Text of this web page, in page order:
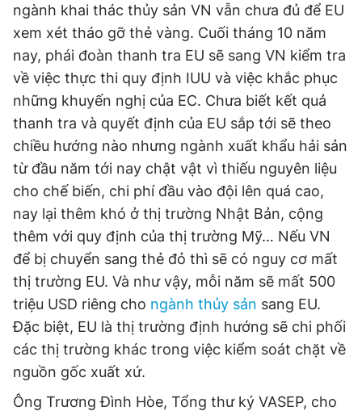
ngành khai thác thủy sản VN vẫn chưa đủ để EU
xem xét tháo gỡ thẻ vàng. Cuối tháng 10 năm
nay, phái đoàn thanh tra EU sẽ sang VN kiểm tra
về việc thực thi quy định IUU và việc khắc phục
những khuyến nghị của EC. Chưa biết kết quả
thanh tra và quyết định của EU sắp tới sẽ theo
chiều hướng nào nhưng ngành xuất khẩu hải sản
từ đầu năm tới nay chật vật vì thiếu nguyên liệu
cho chế biến, chi phí đầu vào đội lên quá cao,
nay lại thêm khó ở thị trường Nhật Bản, cộng
thêm với quy định của thị trường Mỹ… Nếu VN
để bị chuyển sang thẻ đỏ thì sẽ có nguy cơ mất
thị trường EU. Và như vậy, mỗi năm sẽ mất 500
triệu USD riêng cho ngành thủy sản sang EU.
Đặc biệt, EU là thị trường định hướng sẽ chi phối
các thị trường khác trong việc kiểm soát chặt về
nguồn gốc xuất xứ.
Ông Trương Đình Hòe, Tổng thư ký VASEP, cho